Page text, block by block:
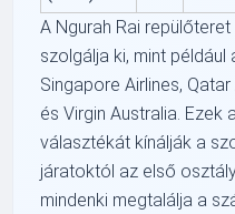
A Ngurah Rai
szolgálja ki, mint például
Singapore Airlines,
és Virgin Australia.
választékát kínálják a
járatoktól az első
mindenki megtalálja a